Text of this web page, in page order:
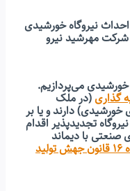
احداث نیروگاه خورشیدی
شرکت مهرشید نیرو
می‌پردازیم.
گذاری(در ملک
دارند و یا بر
تجدیدپذیر اقدام
صنعتی با دیماند
ماده ۱۶ قانون جهش تولید